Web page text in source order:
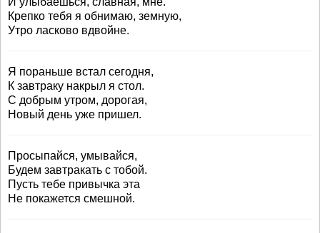
Крепко тебя я обнимаю, земную,
Утро ласково вдвойне.
Я пораньше встал сегодня,
К завтраку накрыл я стол.
С добрым утром, дорогая,
Новый день уже пришел.
Просыпайся, умывайся,
Будем завтракать с тобой.
Пусть тебе привычка эта
Не покажется смешной.